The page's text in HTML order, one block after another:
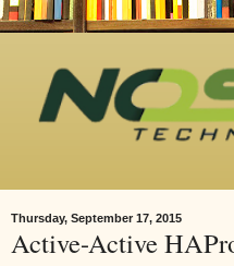
Thursday, September 17, 2015
Active-Active